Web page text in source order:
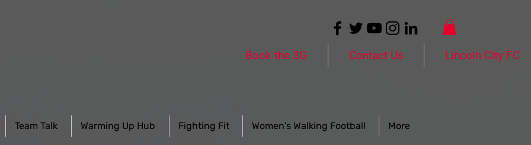
Book the 3G Contact Us Lincoln City FC
Team Talk Warming Up Hub Fighting Fit Women's Walking Football More